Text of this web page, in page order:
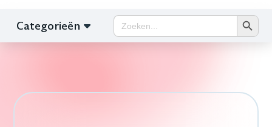
Categorieën Zoek
naar: